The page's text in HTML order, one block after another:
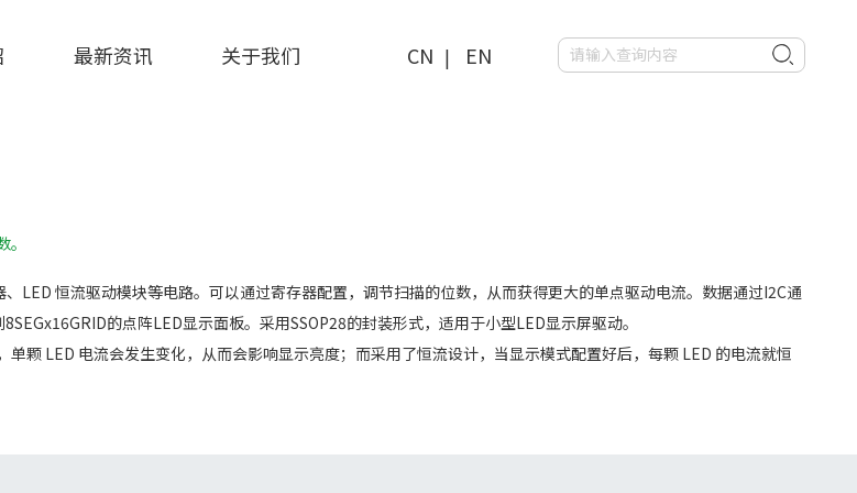
CN | EN
最新资讯 关于我们
LED 恒流驱动模块等电路。可以通过寄存器配置，调节扫描的位数，从而获得更大的单点驱动电流。数据通过I2C通
的点阵LED显示面板。采用SSOP28的封装形式，适用于小型LED显示屏驱动。
颗 LED 电流会发生变化，从而会影响显示亮度；而采用了恒流设计，当显示模式配置好后，每颗 LED 的电流就恒